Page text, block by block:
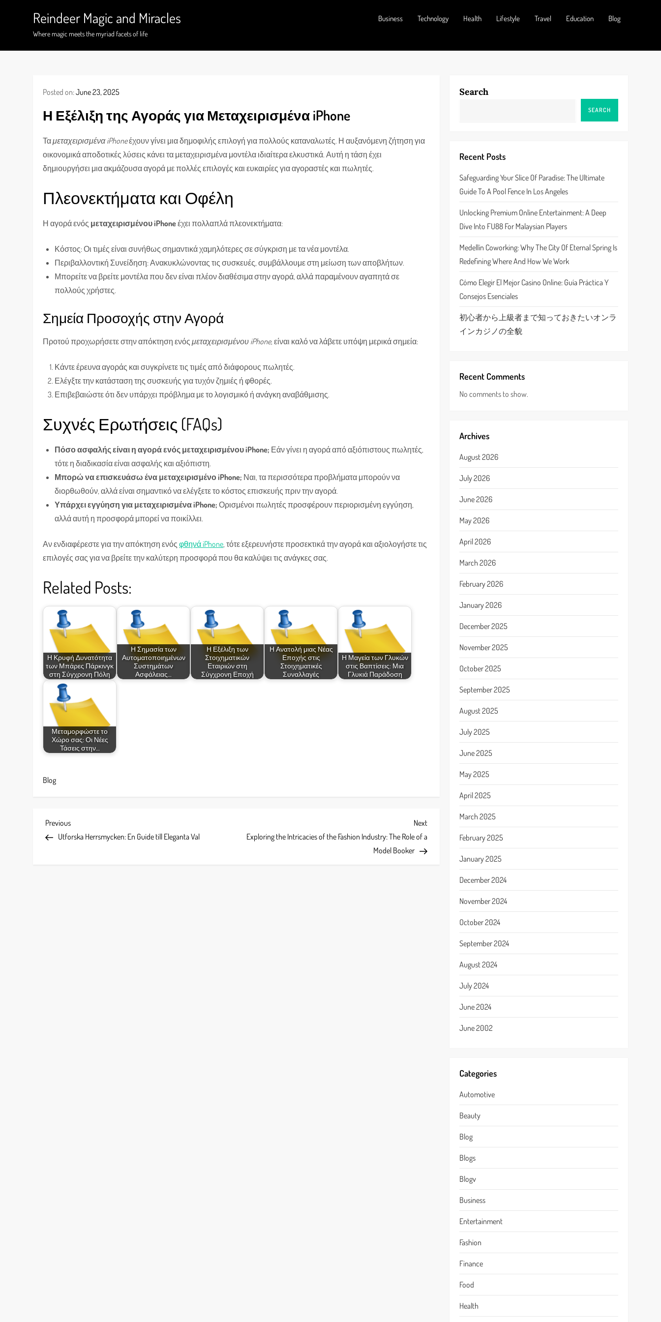
Reindeer Magic and Miracles
Where magic meets the myriad facets of life
Business Technology Health Lifestyle Travel Education Blog
Posted on:June 23, 2025
Η Εξέλιξη της Αγοράς για Μεταχειρισμένα iPhone
Ταμεταχειρισμένα iPhoneέχουν γίνει μια δημοφιλής επιλογή για πολλούς καταναλωτές. Η αυξανόμενη ζήτηση για
οικονομικά αποδοτικές λύσεις κάνει τα μεταχειρισμένα μοντέλα ιδιαίτερα ελκυστικά. Αυτή η τάση έχει
δημιουργήσει μια ακμάζουσα αγορά με πολλές επιλογές και ευκαιρίες για αγοραστές και πωλητές.
Πλεονεκτήματα και Οφέλη
Η αγορά ενός μεταχειρισμένου iPhoneέχει πολλαπλά πλεονεκτήματα:
Κόστος: Οι τιμές είναι συνήθως σημαντικά χαμηλότερες σε σύγκριση με τα νέα μοντέλα.
Περιβαλλοντική Συνείδηση: Ανακυκλώνοντας τις συσκευές, συμβάλλουμε στη μείωση των αποβλήτων.
Μπορείτε να βρείτε μοντέλα που δεν είναι πλέον διαθέσιμα στην αγορά, αλλά παραμένουν αγαπητά σε
πολλούς χρήστες.
Σημεία Προσοχής στην Αγορά
Προτού προχωρήσετε στην απόκτηση ενόςμεταχειρισμένου iPhone, είναι καλό να λάβετε υπόψη μερικά σημεία:
Κάντε έρευνα αγοράς και συγκρίνετε τις τιμές από διάφορους πωλητές.
Ελέγξτε την κατάσταση της συσκευής για τυχόν ζημιές ή φθορές.
Επιβεβαιώστε ότι δεν υπάρχει πρόβλημα με το λογισμικό ή ανάγκη αναβάθμισης.
Συχνές Ερωτήσεις (FAQs)
Πόσο ασφαλής είναι η αγορά ενός μεταχειρισμένου iPhone; Εάν γίνει η αγορά από αξιόπιστους πωλητές,
τότε η διαδικασία είναι ασφαλής και αξιόπιστη.
Μπορώ να επισκευάσω ένα μεταχειρισμένο iPhone; Ναι, τα περισσότερα προβλήματα μπορούν να
διορθωθούν, αλλά είναι σημαντικό να ελέγξετε το κόστος επισκευής πριν την αγορά.
Υπάρχει εγγύηση για μεταχειρισμένα iPhone; Ορισμένοι πωλητές προσφέρουν περιορισμένη εγγύηση,
αλλά αυτή η προσφορά μπορεί να ποικίλλει.
Αν ενδιαφέρεστε για την απόκτηση ενόςφθηνά iPhone, τότε εξερευνήστε προσεκτικά την αγορά και αξιολογήστε τις
επιλογές σας για να βρείτε την καλύτερη προσφορά που θα καλύψει τις ανάγκες σας.
Related Posts:
Η Κρυφή Δυνατότητα
των Μπάρες Πάρκινγκ
στη Σύγχρονη Πόλη
Η Σημασία των
Αυτοματοποιημένων
Συστημάτων
Ασφάλειας…
Η Εξέλιξη των
Στοιχηματικών
Εταιριών στη
Σύγχρονη Εποχή
Η Ανατολή μιας Νέας
Εποχής στις
Στοιχηματικές
Συναλλαγές
Η Μαγεία των Γλυκών
στις Βαπτίσεις: Μια
Γλυκιά Παράδοση
Μεταμορφώστε το
Χώρο σας: Οι Νέες
Τάσεις στην…
Blog
P
o
Previous
Post
Previous
Utforska Herrsmycken: En Guide till Eleganta Val
Next
Post
Next
Exploring the Intricacies of the Fashion Industry: The Role of a
Model Booker
Search
SEARCH
Recent Posts
Safeguarding Your Slice Of Paradise: The Ultimate
Guide To A Pool Fence In Los Angeles
Unlocking Premium Online Entertainment: A Deep
Dive Into FU88 For Malaysian Players
Medellín Coworking: Why The City Of Eternal Spring Is
Redefining Where And How We Work
Cómo Elegir El Mejor Casino Online: Guía Práctica Y
Consejos Esenciales
初心者から上級者まで知っておきたいオンラ
インカジノの全貌
Recent Comments
No comments to show.
Archives
August 2026
July 2026
June 2026
May 2026
April 2026
March 2026
February 2026
January 2026
December 2025
November 2025
October 2025
September 2025
August 2025
July 2025
June 2025
May 2025
April 2025
March 2025
February 2025
January 2025
December 2024
November 2024
October 2024
September 2024
August 2024
July 2024
June 2024
June 2002
Categories
Automotive
Beauty
Blog
Blogs
Blogv
Business
Entertainment
Fashion
Finance
Food
Health